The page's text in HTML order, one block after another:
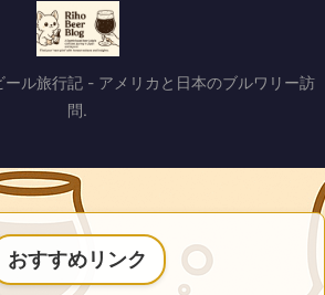
ル旅行記 - アメリカと日本のブルワリー訪
問.
おすすめリンク